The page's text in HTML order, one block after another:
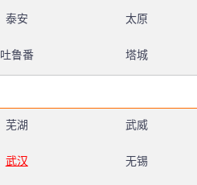
泰安 太原
吐鲁番 塔城
芜湖 武威
武汉 无锡